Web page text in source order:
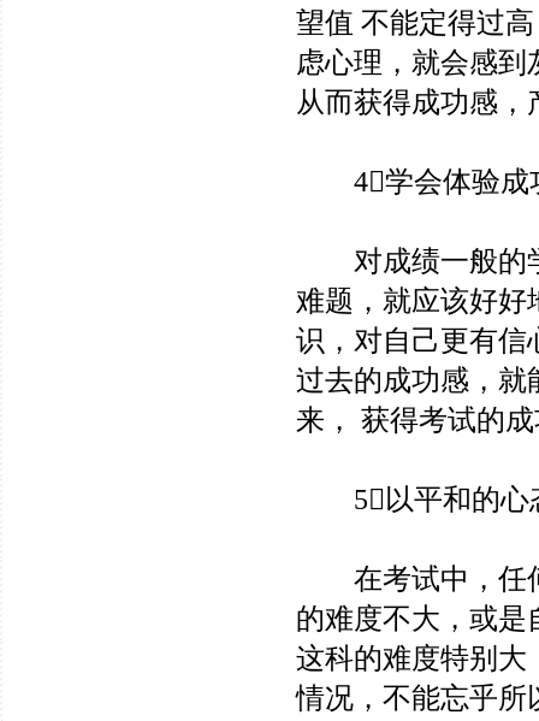
望值 不能定得过
虑心理，就会感
从而获得成功感
4学会体验成
对成绩一般的学
难题，就应该好好
识，对自己更有信
过去的成功感，就
来， 获得考试的
5以平和的心
在考试中，任何
的难度不大，或是
这科的难度特别大
情况，不能忘乎所